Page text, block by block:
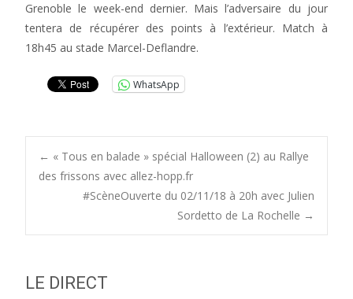
Grenoble le week-end dernier. Mais l’adversaire du jour
tentera de récupérer des points à l’extérieur. Match à
18h45 au stade Marcel-Deflandre.
WhatsApp
Post
navigation
← « Tous en balade » spécial Halloween (2) au Rallye
des frissons avec allez-hopp.fr
#ScèneOuverte du 02/11/18 à 20h avec Julien
Sordetto de La Rochelle →
LE DIRECT